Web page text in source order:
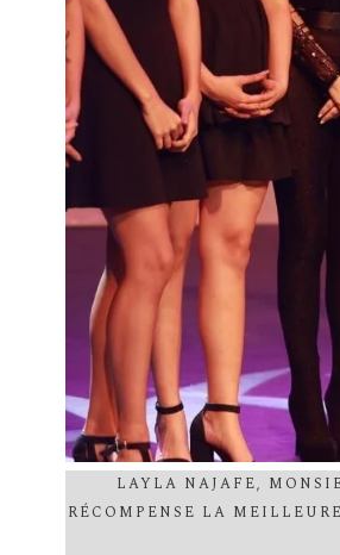
LAYLA NAJAFE,
RÉCOMPENSE LA